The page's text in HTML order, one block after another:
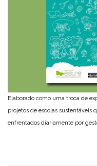
Elaborado como uma troca de
projetos de escolas sustentáveis
enfrentados diariamente por